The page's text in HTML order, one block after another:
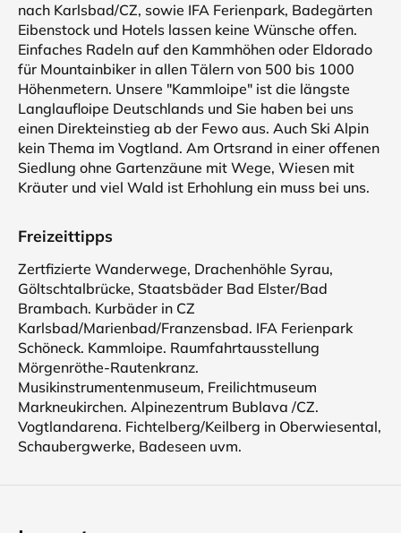
nach Karlsbad/CZ, sowie IFA Ferienpark, Badegärten
Eibenstock und Hotels lassen keine Wünsche offen.
Einfaches Radeln auf den Kammhöhen oder Eldorado
für Mountainbiker in allen Tälern von 500 bis 1000
Höhenmetern. Unsere "Kammloipe" ist die längste
Langlaufloipe Deutschlands und Sie haben bei uns
einen Direkteinstieg ab der Fewo aus. Auch Ski Alpin
kein Thema im Vogtland. Am Ortsrand in einer offenen
Siedlung ohne Gartenzäune mit Wege, Wiesen mit
Kräuter und viel Wald ist Erhohlung ein muss bei uns.
Freizeittipps
Zertfizierte Wanderwege, Drachenhöhle Syrau,
Göltschtalbrücke, Staatsbäder Bad Elster/Bad
Brambach. Kurbäder in CZ
Karlsbad/Marienbad/Franzensbad. IFA Ferienpark
Schöneck. Kammloipe. Raumfahrtausstellung
Mörgenröthe-Rautenkranz.
Musikinstrumentenmuseum, Freilichtmuseum
Markneukirchen. Alpinezentrum Bublava /CZ.
Vogtlandarena. Fichtelberg/Keilberg in Oberwiesental,
Schaubergwerke, Badeseen uvm.